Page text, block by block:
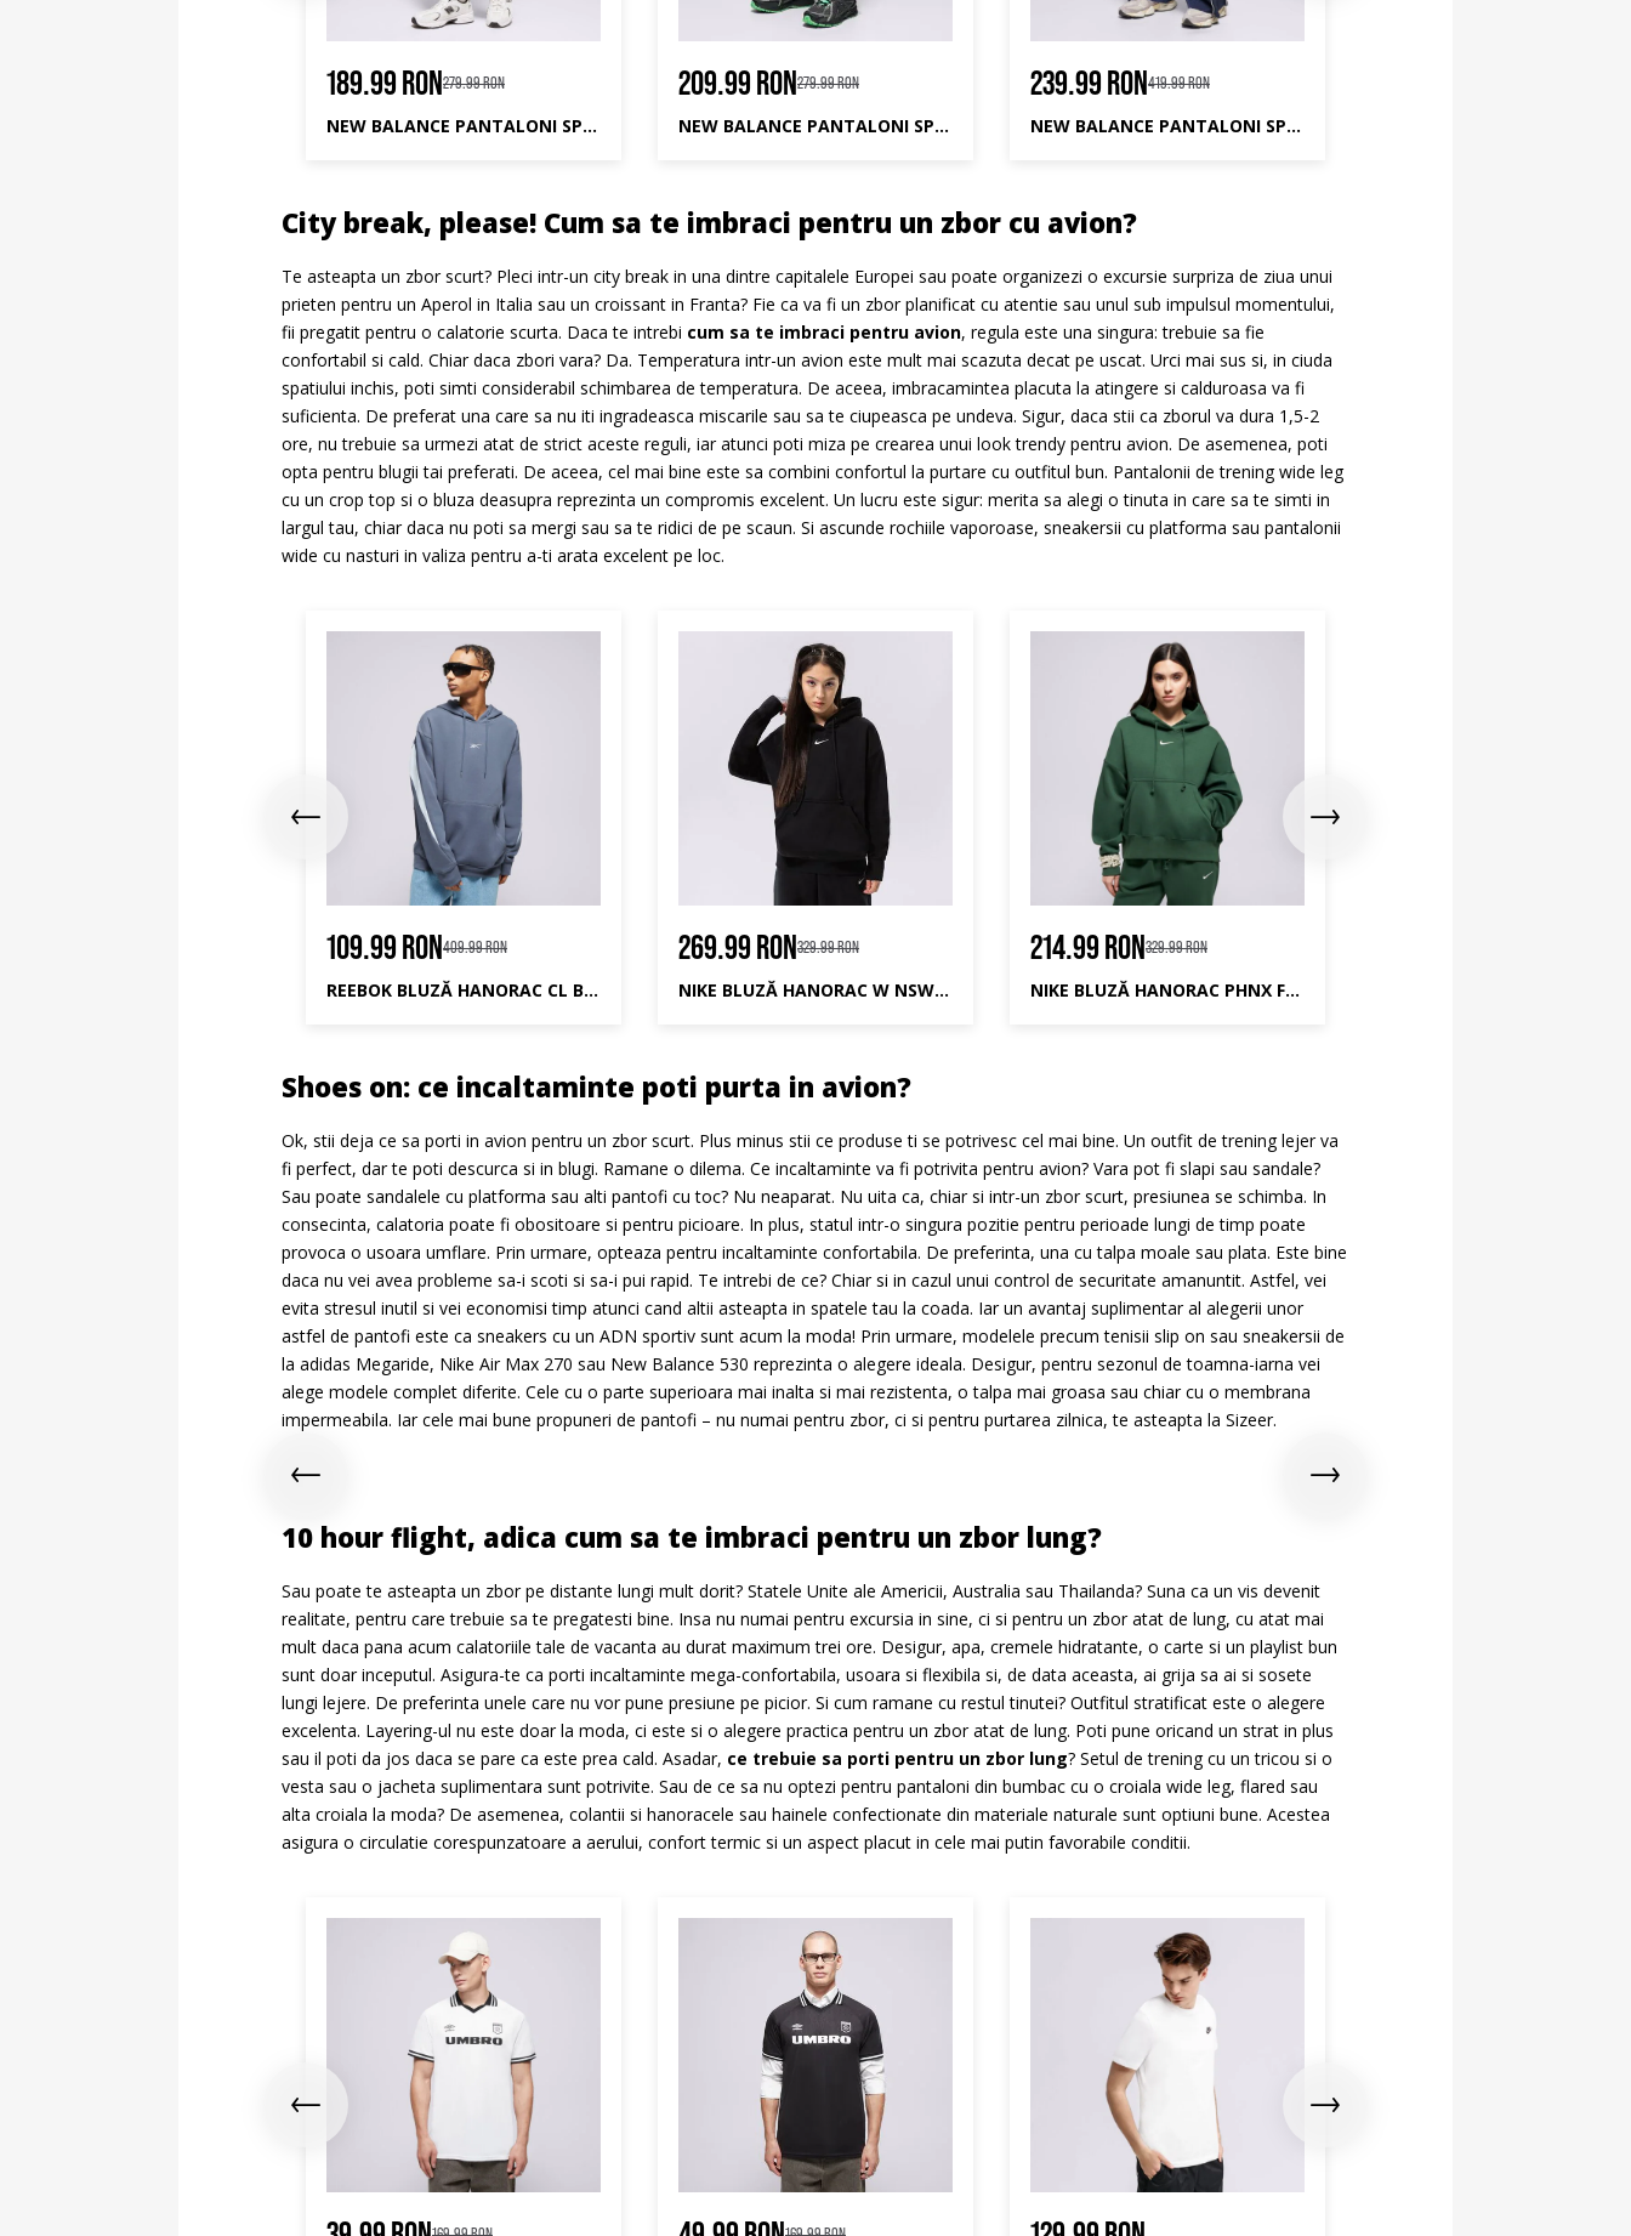
189.99 RON279.99 RON
NEW BALANCE PANTALONI SPORT ESSENTIALS FRENCH TERRY JOGGER
209.99 RON279.99 RON
NEW BALANCE PANTALONI SPORT ESSENTIALS FRENCH TERRY JOGGER
239.99 RON419.99 RON
NEW BALANCE PANTALONI SPORT LEGACY PANT
City break, please! Cum sa te imbraci pentru un zbor cu avion?
Te asteapta un zbor scurt? Pleci intr-un city break in una dintre capitalele Europei sau poate organizezi o excursie surpriza de ziua unui
prieten pentru un Aperol in Italia sau un croissant in Franta? Fie ca va fi un zbor planificat cu atentie sau unul sub impulsul momentului,
fii pregatit pentru o calatorie scurta. Daca te intrebi cum sa te imbraci pentru avion, regula este una singura: trebuie sa fie
confortabil si cald. Chiar daca zbori vara? Da. Temperatura intr-un avion este mult mai scazuta decat pe uscat. Urci mai sus si, in ciuda
spatiului inchis, poti simti considerabil schimbarea de temperatura. De aceea, imbracamintea placuta la atingere si calduroasa va fi
suficienta. De preferat una care sa nu iti ingradeasca miscarile sau sa te ciupeasca pe undeva. Sigur, daca stii ca zborul va dura 1,5-2
ore, nu trebuie sa urmezi atat de strict aceste reguli, iar atunci poti miza pe crearea unui look trendy pentru avion. De asemenea, poti
opta pentru blugii tai preferati. De aceea, cel mai bine este sa combini confortul la purtare cu outfitul bun. Pantalonii de trening wide leg
cu un crop top si o bluza deasupra reprezinta un compromis excelent. Un lucru este sigur: merita sa alegi o tinuta in care sa te simti in
largul tau, chiar daca nu poti sa mergi sau sa te ridici de pe scaun. Si ascunde rochiile vaporoase, sneakersii cu platforma sau pantalonii
wide cu nasturi in valiza pentru a-ti arata excelent pe loc.
109.99 RON409.99 RON
REEBOK BLUZĂ HANORAC CL BV HOODIE
269.99 RON329.99 RON
NIKE BLUZĂ HANORAC W NSW PHNX FLC OS
214.99 RON329.99 RON
NIKE BLUZĂ HANORAC PHNX FLC OOS HOODIE W NSW
Shoes on: ce incaltaminte poti purta in avion?
Ok, stii deja ce sa porti in avion pentru un zbor scurt. Plus minus stii ce produse ti se potrivesc cel mai bine. Un outfit de trening lejer va
fi perfect, dar te poti descurca si in blugi. Ramane o dilema. Ce incaltaminte va fi potrivita pentru avion? Vara pot fi slapi sau sandale?
Sau poate sandalele cu platforma sau alti pantofi cu toc? Nu neaparat. Nu uita ca, chiar si intr-un zbor scurt, presiunea se schimba. In
consecinta, calatoria poate fi obositoare si pentru picioare. In plus, statul intr-o singura pozitie pentru perioade lungi de timp poate
provoca o usoara umflare. Prin urmare, opteaza pentru incaltaminte confortabila. De preferinta, una cu talpa moale sau plata. Este bine
daca nu vei avea probleme sa-i scoti si sa-i pui rapid. Te intrebi de ce? Chiar si in cazul unui control de securitate amanuntit. Astfel, vei
evita stresul inutil si vei economisi timp atunci cand altii asteapta in spatele tau la coada. Iar un avantaj suplimentar al alegerii unor
astfel de pantofi este ca sneakers cu un ADN sportiv sunt acum la moda! Prin urmare, modelele precum tenisii slip on sau sneakersii de
la adidas Megaride, Nike Air Max 270 sau New Balance 530 reprezinta o alegere ideala. Desigur, pentru sezonul de toamna-iarna vei
alege modele complet diferite. Cele cu o parte superioara mai inalta si mai rezistenta, o talpa mai groasa sau chiar cu o membrana
impermeabila. Iar cele mai bune propuneri de pantofi – nu numai pentru zbor, ci si pentru purtarea zilnica, te asteapta la Sizeer.
10 hour flight, adica cum sa te imbraci pentru un zbor lung?
Sau poate te asteapta un zbor pe distante lungi mult dorit? Statele Unite ale Americii, Australia sau Thailanda? Suna ca un vis devenit
realitate, pentru care trebuie sa te pregatesti bine. Insa nu numai pentru excursia in sine, ci si pentru un zbor atat de lung, cu atat mai
mult daca pana acum calatoriile tale de vacanta au durat maximum trei ore. Desigur, apa, cremele hidratante, o carte si un playlist bun
sunt doar inceputul. Asigura-te ca porti incaltaminte mega-confortabila, usoara si flexibila si, de data aceasta, ai grija sa ai si sosete
lungi lejere. De preferinta unele care nu vor pune presiune pe picior. Si cum ramane cu restul tinutei? Outfitul stratificat este o alegere
excelenta. Layering-ul nu este doar la moda, ci este si o alegere practica pentru un zbor atat de lung. Poti pune oricand un strat in plus
sau il poti da jos daca se pare ca este prea cald. Asadar, ce trebuie sa porti pentru un zbor lung? Setul de trening cu un tricou si o
vesta sau o jacheta suplimentara sunt potrivite. Sau de ce sa nu optezi pentru pantaloni din bumbac cu o croiala wide leg, flared sau
alta croiala la moda? De asemenea, colantii si hanoracele sau hainele confectionate din materiale naturale sunt optiuni bune. Acestea
asigura o circulatie corespunzatoare a aerului, confort termic si un aspect placut in cele mai putin favorabile conditii.